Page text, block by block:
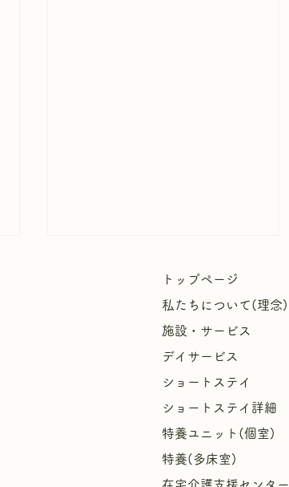
週間献立表8月2日～8月8日
トップページ
私たちについて(理念)
施設・サービス
デイサービス
ショートステイ
ショートステイ詳細
特養ユニット(個室)
特養(多床室)